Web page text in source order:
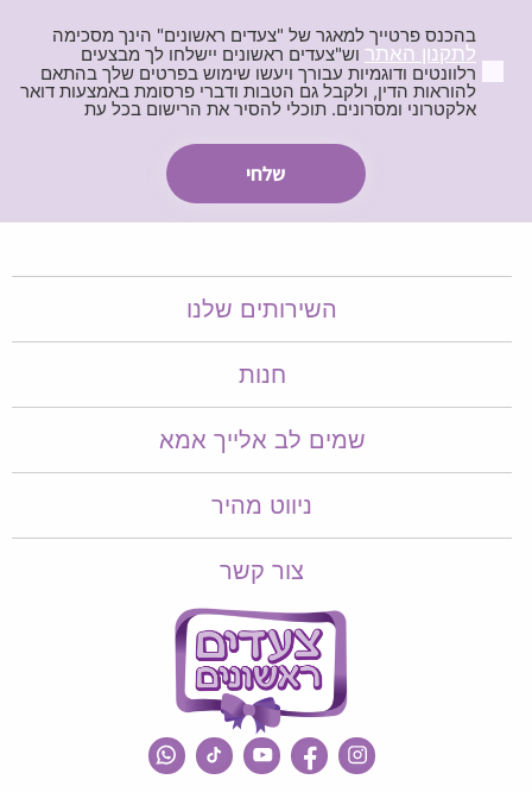
בהכנס פרטייך למאגר של "צעדים ראשונים" הינך מסכימה
לתקנון האתר וש"צעדים ראשונים יישלחו לך מבצעים
רלוונטים ודוגמיות עבורך ויעשו שימוש בפרטים שלך בהתאם
להוראות הדין, ולקבל גם הטבות ודברי פרסומת באמצעות דואר
אלקטרוני ומסרונים. תוכלי להסיר את הרישום בכל עת
השירותים שלנו
חנות
שמים לב אלייך אמא​​
ניווט מהיר
צור קשר